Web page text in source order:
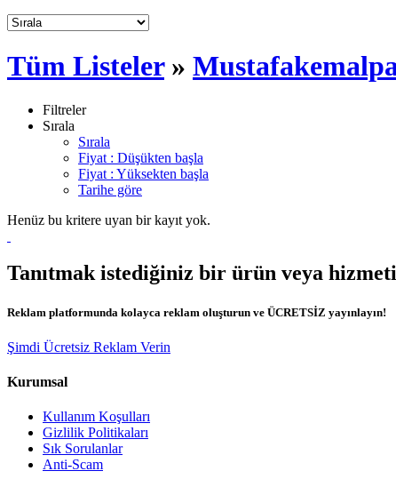
Tüm Listeler»
Filtreler
Sırala
Sırala
Fiyat : Düşükten başla
Fiyat : Yüksekten başla
Tarihe göre
Henüz bu kritere uyan bir kayıt yok.
Tanıtmak istediğiniz bir ürün veya
Reklam platformunda kolayca reklam oluşturun ve ÜCRETSİZ yayınlayın!
Şimdi Ücretsiz Reklam Verin
Kurumsal
Kullanım Koşulları
Gizlilik Politikaları
Sık Sorulanlar
Anti-Scam